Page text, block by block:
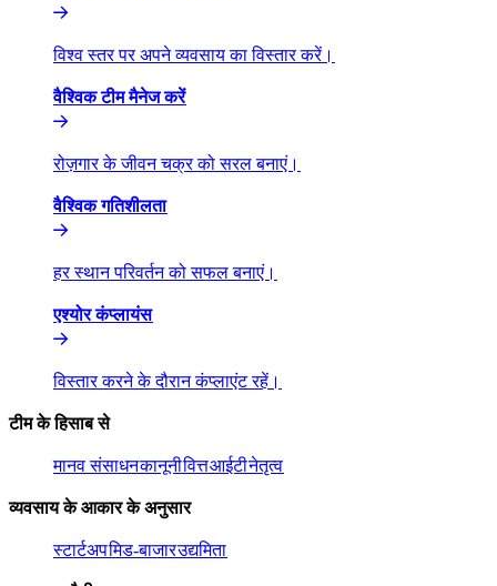
विश्व स्तर पर अपने व्यवसाय का विस्तार करें।​​
वैश्विक टीम मैनेज करें​​
रोज़गार के जीवन चक्र को सरल बनाएं।​​
वैश्विक गतिशीलता​​
हर स्थान परिवर्तन को सफल बनाएं।​​
एश्योर कंप्लायंस​​
विस्तार करने के दौरान कंप्लाएंट रहें।​​
टीम के हिसाब से​​
मानव संसाधन​​कानूनी​​वित्त​​आईटी​​नेतृत्व​​
व्यवसाय के आकार के अनुसार​​
स्टार्टअप​​मिड-बाजार​​उद्यमिता​​